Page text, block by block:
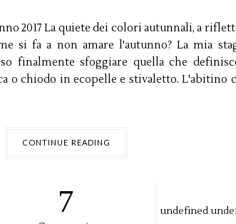
2017 La quiete dei colori autunnali, a
si fa a non amare l'autunno? La mia
finalmente sfoggiare quella che
o chiodo in ecopelle e stivaletto. L'abitino
CONTINUE READING
7 undefined